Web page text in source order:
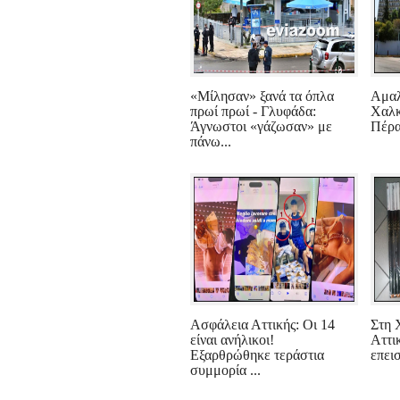
«Μίλησαν» ξανά τα όπλα
πρωί πρωί - Γλυφάδα:
Άγνωστοι «γάζωσαν» με
πάνω...
Ασφάλεια Αττικής: Οι 14
είναι ανήλικοι!
Εξαρθρώθηκε τεράστια
συμμορία ...
Στη